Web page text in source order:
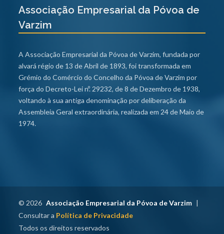
Associação Empresarial da Póvoa de
Varzim
A Associação Empresarial da Póvoa de Varzim, fundada por
alvará régio de 13 de Abril de 1893, foi transformada em
Grémio do Comércio do Concelho da Póvoa de Varzim por
força do Decreto-Lei nº. 29232, de 8 de Dezembro de 1938,
voltando à sua antiga denominação por deliberação da
Assembleia Geral extraordinária, realizada em 24 de Maio de
1974.
© 2026 Associação Empresarial da Póvoa de Varzim |
Consultar a Política de Privacidade
Todos os direitos reservados